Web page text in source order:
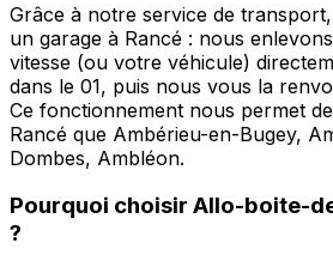
Grâce à notre service de
un garage à Rancé : nous
vitesse (ou votre véhicule)
dans le 01, puis nous vous la
Ce fonctionnement nous permet
Rancé que Ambérieu-en-Bugey,
Dombes, Ambléon.
Pourquoi choisir Allo-boite-
?